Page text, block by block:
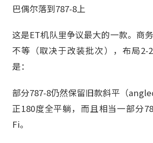
巴偶尔落到787-8上
这是ET机队里争议最大的一款。商
不等（取决于改装批次），布局2-
是：
部分787-8仍然保留旧款斜平（
正180度全平躺，而且相当一部分
Fi。